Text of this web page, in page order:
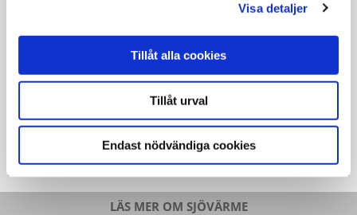
Visa detaljer
Tillåt alla cookies
Tillåt urval
Endast nödvändiga cookies
Det finns mycket att ta hänsyn till innan du beställer en
luft/luft-värmepump. Beställ ditt exemplar av Stora
Värmepumpsboken, så får du svar på allt du behöver
i formuläret så får du tillgång till Stora
Värmepumpsboken som pdf.
JAG VILL HA VÄRMEPUMPSBOKEN KOSTNADSFRITT
LÄS MER OM SJÖVÄRME